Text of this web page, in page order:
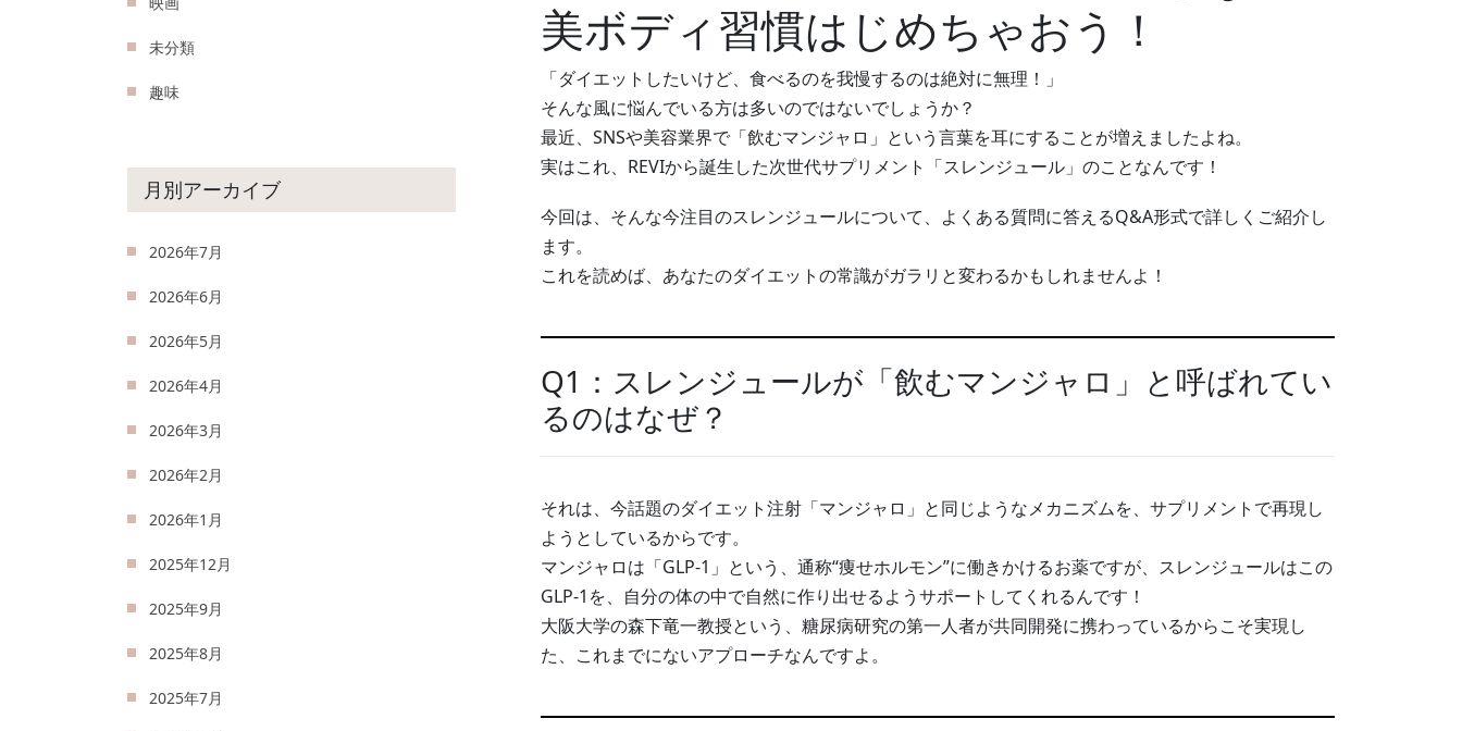
美ボディ習慣はじめちゃおう！
「ダイエットしたいけど、食べるのを我慢するのは絶対に無理！」
そんな風に悩んでいる方は多いのではないでしょうか？
最近、SNSや美容業界で「飲むマンジャロ」という言葉を耳にすることが増えましたよね。
実はこれ、REVIから誕生した次世代サプリメント「スレンジュール」のことなんです！
今回は、そんな今注目のスレンジュールについて、よくある質問に答えるQ&A形式で詳しくご紹介し
ます。
これを読めば、あなたのダイエットの常識がガラリと変わるかもしれませんよ！
Q1：スレンジュールが「飲むマンジャロ」と呼ばれてい
るのはなぜ？
それは、今話題のダイエット注射「マンジャロ」と同じようなメカニズムを、サプリメントで再現し
ようとしているからです。
マンジャロは「GLP-1」という、通称“痩せホルモン”に働きかけるお薬ですが、スレンジュールはこの
GLP-1を、自分の体の中で自然に作り出せるようサポートしてくれるんです！
大阪大学の森下竜一教授という、糖尿病研究の第一人者が共同開発に携わっているからこそ実現し
た、これまでにないアプローチなんですよ。
未分類
趣味
月別アーカイブ
2026年7月
2026年6月
2026年5月
2026年4月
2026年3月
2026年2月
2026年1月
2025年12月
2025年9月
2025年8月
2025年7月